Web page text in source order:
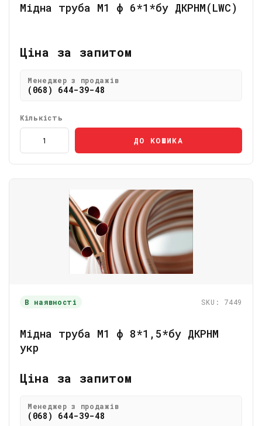
Мідна труба М1 ф 6*1*бу ДКРНМ(LWC)
Ціна за запитом
Менеджер з продажів
(068) 644-39-48
Кількість
ДО КОШИКА
В наявності SKU: 7449
Мідна труба М1 ф 8*1,5*бу ДКРНМ
укр
Ціна за запитом
Менеджер з продажів
(068) 644-39-48